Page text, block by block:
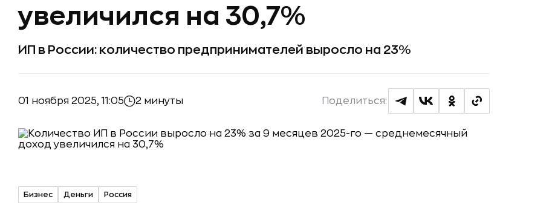
увеличился на 30,7%
ИП в России: количество предпринимателей выросло на 23%
01 ноября 2025, 11:05 2 минуты Поделиться:
Бизнес Деньги Россия